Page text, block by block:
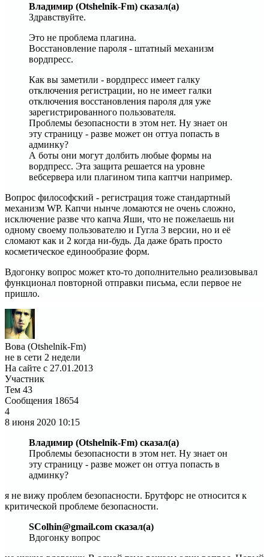
Владимир (Otshelnik-Fm) сказал(а)
Здравствуйте.
Это не проблема плагина.
Восстановление пароля - штатный механизм
вордпресс.
Как вы заметили - вордпресс имеет галку
отключения регистрации, но не имеет галки
отключения восстановления пароля для уже
зарегистрированного пользователя.
Проблемы безопасности в этом нет. Ну знает он
эту страницу - разве может он оттуа попасть в
админку?
А боты они могут долбить любые формы на
вордпресс. Эта защита решается на уровне
вебсервера или плагином типа каптчи например.
Вопрос философский - регистрация тоже стандартный
механизм WP. Капчи нынче ломаются не очень сложно,
исключение разве что капча Яши, что не пожелаешь ни
одному своему пользователю и Гугла 3 версии, но и её
сломают как и 2 когда ни-будь. Да даже брать просто
косметическое единообразие форм.
Вдогонку вопрос может кто-то дополнительно реализовывал
функционал повторной отправки письма, если первое не
пришло.
Вова (Otshelnik-Fm)
не в сети 2 недели
На сайте с 27.01.2013
Участник
Тем 43
Сообщения 18654
4
8 июня 2020 10:15
Владимир (Otshelnik-Fm) сказал(а)
Проблемы безопасности в этом нет. Ну знает он
эту страницу - разве может он оттуа попасть в
админку?
я не вижу проблем безопасности. Брутфорс не относится к
критической проблеме безопасности.
SColhin@gmail.com сказал(а)
Вдогонку вопрос